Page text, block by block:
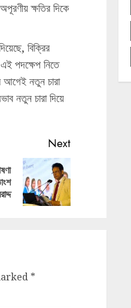
ক্ষতির দিকে
বিক্রির
এই পদক্ষেপ নিতে
আগেই নতুন চারা
নতুন চারা দিয়ে
Next
*